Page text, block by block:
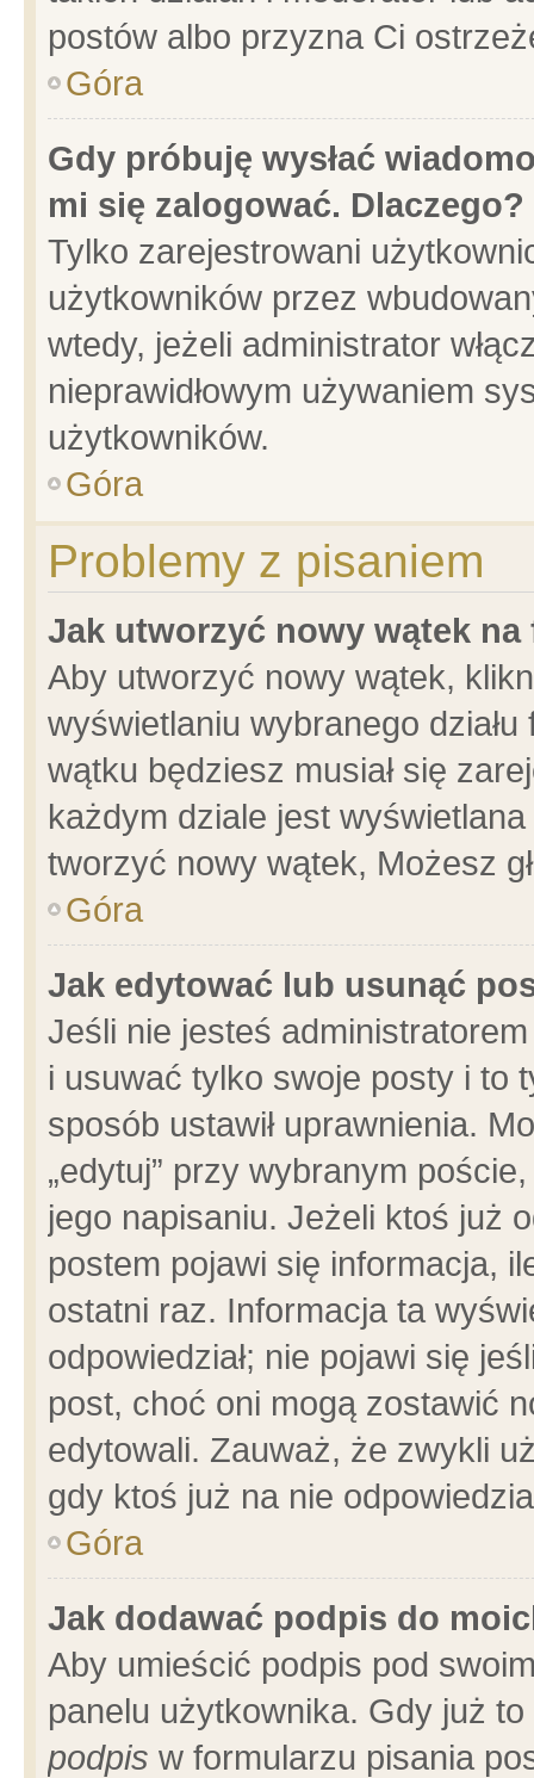
postów albo przyzna Ci
Góra
Gdy próbuję wysłać
mi się zalogować. Dlaczego?
Tylko zarejestrowani
użytkowników przez
wtedy, jeżeli administrator
nieprawidłowym używaniem
użytkowników.
Góra
Problemy z pisaniem
Jak utworzyć nowy wątek na
Aby utworzyć nowy wątek,
wyświetlaniu wybranego
wątku będziesz musiał się
każdym dziale jest
tworzyć nowy wątek, Możesz
Góra
Jak edytować lub usunąć
Jeśli nie jesteś
i usuwać tylko swoje posty i to
sposób ustawił uprawnienia.
„edytuj” przy wybranym
jego napisaniu. Jeżeli ktoś już
postem pojawi się informacja,
ostatni raz. Informacja ta
odpowiedział; nie pojawi się
post, choć oni mogą zostawić
edytowali. Zauważ, że zwykli
gdy ktoś już na nie
Góra
Jak dodawać podpis do
Aby umieścić podpis pod
panelu użytkownika. Gdy już
podpis w formularzu pisania